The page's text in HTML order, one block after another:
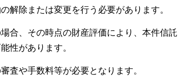
解除または変更を行う必要があります。
合、その時点の財産評価により、本件信
性があります。
査や手数料等が必要となります。